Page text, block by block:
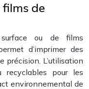
de
ou de films
d’imprimer des
précision. L’utilisation
recyclables pour les
environnemental de